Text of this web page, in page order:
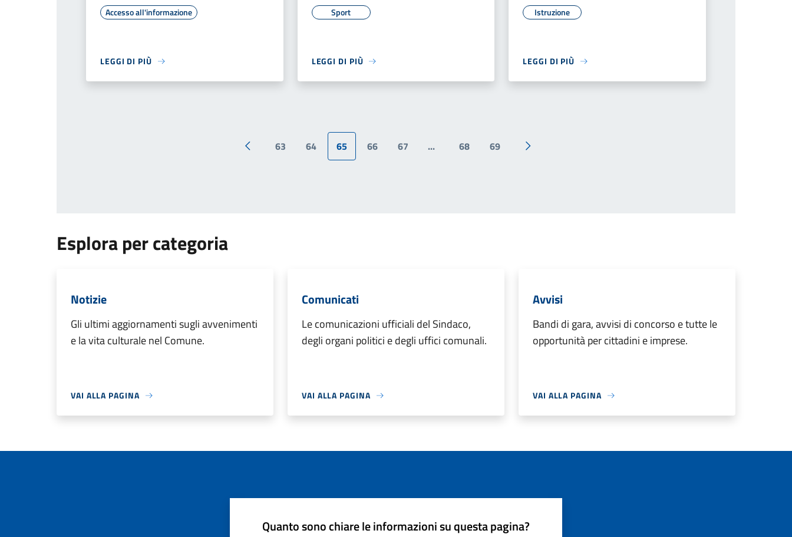
Accesso all'informazione
LEGGI DI PIÙ
Sport
LEGGI DI PIÙ
Istruzione
LEGGI DI PIÙ
Pagina precedente
63 64 65 66 67 ... 68 69
Pagina successiva
Esplora per categoria
Notizie
Gli ultimi aggiornamenti sugli avvenimenti
e la vita culturale nel Comune.
VAI ALLA PAGINA
Comunicati
Le comunicazioni ufficiali del Sindaco,
degli organi politici e degli uffici comunali.
VAI ALLA PAGINA
Avvisi
Bandi di gara, avvisi di concorso e tutte le
opportunità per cittadini e imprese.
VAI ALLA PAGINA
Quanto sono chiare le informazioni su questa pagina?